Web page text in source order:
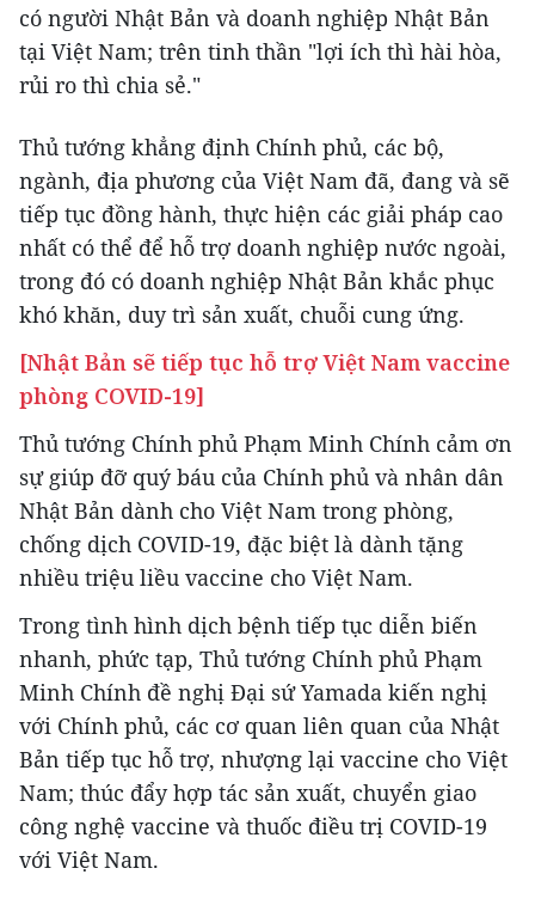
có người Nhật Bản và doanh nghiệp Nhật Bản
tại Việt Nam; trên tinh thần "lợi ích thì hài hòa,
rủi ro thì chia sẻ."
Thủ tướng khẳng định Chính phủ, các bộ,
ngành, địa phương của Việt Nam đã, đang và sẽ
tiếp tục đồng hành, thực hiện các giải pháp cao
nhất có thể để hỗ trợ doanh nghiệp nước ngoài,
trong đó có doanh nghiệp Nhật Bản khắc phục
khó khăn, duy trì sản xuất, chuỗi cung ứng.
[Nhật Bản sẽ tiếp tục hỗ trợ Việt Nam vaccine
phòng COVID-19]
Thủ tướng Chính phủ Phạm Minh Chính cảm ơn
sự giúp đỡ quý báu của Chính phủ và nhân dân
Nhật Bản dành cho Việt Nam trong phòng,
chống dịch COVID-19, đặc biệt là dành tặng
nhiều triệu liều vaccine cho Việt Nam.
Trong tình hình dịch bệnh tiếp tục diễn biến
nhanh, phức tạp, Thủ tướng Chính phủ Phạm
Minh Chính đề nghị Đại sứ Yamada kiến nghị
với Chính phủ, các cơ quan liên quan của Nhật
Bản tiếp tục hỗ trợ, nhượng lại vaccine cho Việt
Nam; thúc đẩy hợp tác sản xuất, chuyển giao
công nghệ vaccine và thuốc điều trị COVID-19
với Việt Nam.